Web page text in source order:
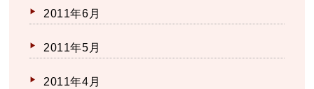
2011年6月
2011年5月
2011年4月